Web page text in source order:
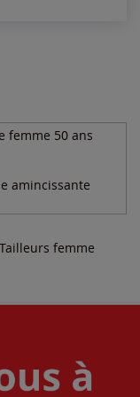
femme 50 ans
amincissante
femme